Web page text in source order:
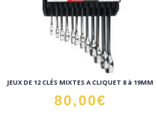
JEUX DE 12 CLÉS MIXTES A CLIQUET 8 à 19MM
80,00€